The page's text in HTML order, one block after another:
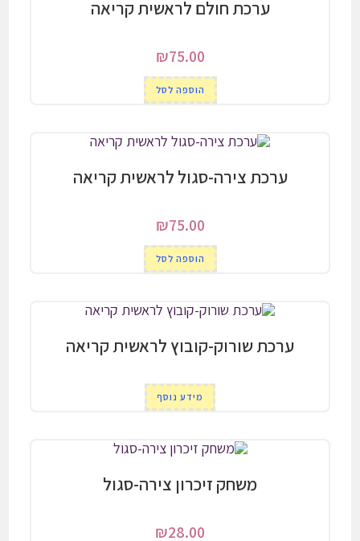
ערכת חולם לראשית קריאה
₪75.00
הוספה לסל
ערכת צירה-סגול לראשית קריאה
₪75.00
הוספה לסל
ערכת שורוק-קובוץ לראשית קריאה
מידע נוסף
משחק זיכרון צירה-סגול
₪28.00